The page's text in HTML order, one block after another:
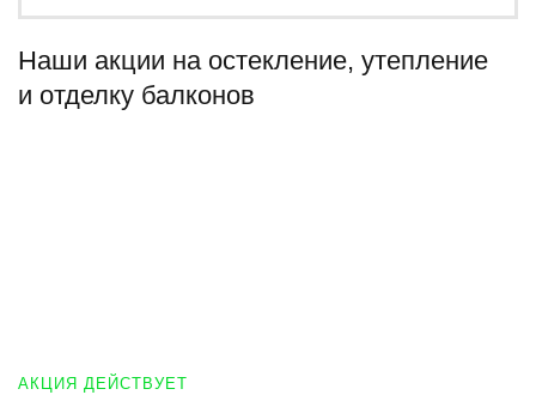
Наши акции на остекление, утепление
и отделку балконов
АКЦИЯ ДЕЙСТВУЕТ